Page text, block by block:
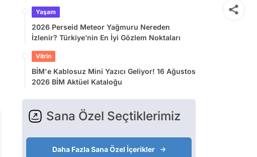
Yaşam
2026 Perseid Meteor Yağmuru Nereden
İzlenir? Türkiye’nin En İyi Gözlem Noktaları
Vitrin
BİM'e Kablosuz Mini Yazıcı Geliyor! 16 Ağustos
2026 BİM Aktüel Kataloğu
Sana Özel Seçtiklerimiz
Daha Fazla Sana Özel İçerikler